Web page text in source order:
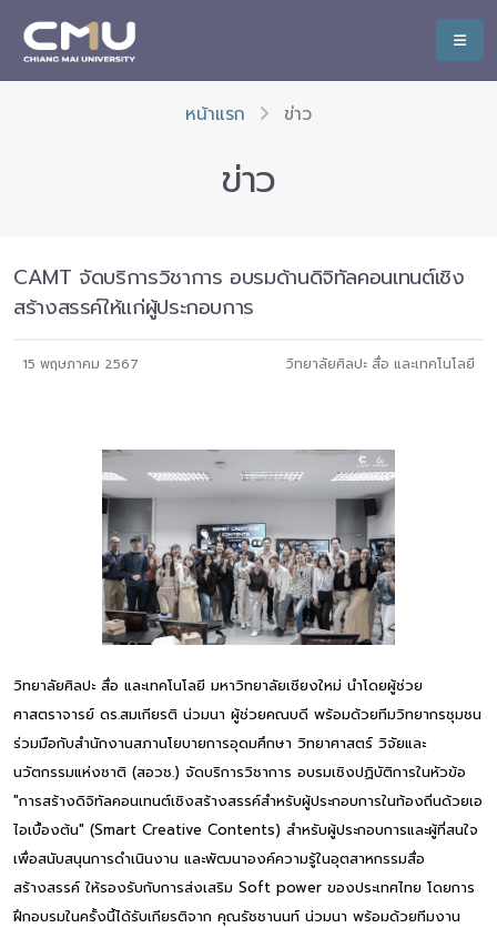
หน้าแรก ข่าว
ข่าว
CAMT จัดบริการวิชาการ อบรมด้านดิจิทัลคอนเทนต์เชิง
สร้างสรรค์ให้แก่ผู้ประกอบการ
15 พฤษภาคม 2567 วิทยาลัยศิลปะ สื่อ และเทคโนโลยี
วิทยาลัยศิลปะ สื่อ และเทคโนโลยี มหาวิทยาลัยเชียงใหม่ นำโดยผู้ช่วย
ศาสตราจารย์ ดร.สมเกียรติ น่วมนา ผู้ช่วยคณบดี พร้อมด้วยทีมวิทยากรชุมชน
ร่วมมือกับสำนักงานสภานโยบายการอุดมศึกษา วิทยาศาสตร์ วิจัยและ
นวัตกรรมแห่งชาติ (สอวช.) จัดบริการวิชาการ อบรมเชิงปฏิบัติการในหัวข้อ
"การสร้างดิจิทัลคอนเทนต์เชิงสร้างสรรค์สำหรับผู้ประกอบการในท้องถิ่นด้วยเอ
ไอเบื้องต้น" (Smart Creative Contents) สำหรับผู้ประกอบการและผู้ที่สนใจ
เพื่อสนับสนุนการดำเนินงาน และพัฒนาองค์ความรู้ในอุตสาหกรรมสื่อ
สร้างสรรค์ ให้รองรับกับการส่งเสริม Soft power ของประเทศไทย โดยการ
ฝึกอบรมในครั้งนี้ได้รับเกียรติจาก คุณรัชชานนท์ น่วมนา พร้อมด้วยทีมงาน